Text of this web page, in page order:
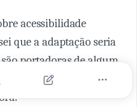
acessibilidade
que a adaptação seria
portadoras de algum
seja ela visual,